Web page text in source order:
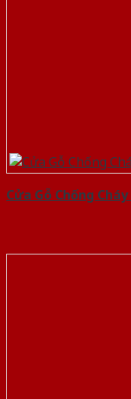
Cửa Gỗ Chống